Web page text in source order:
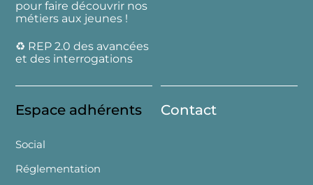
pour faire découvrir nos
métiers aux jeunes !
♻️ REP 2.0 des avancées
et des interrogations
Espace adhérents
Social
Réglementation
Contact